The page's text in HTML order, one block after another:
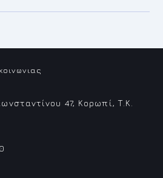
ΧΙΟΝΌΠΤΩΣΗ
47, Κορωπί, Τ.Κ.